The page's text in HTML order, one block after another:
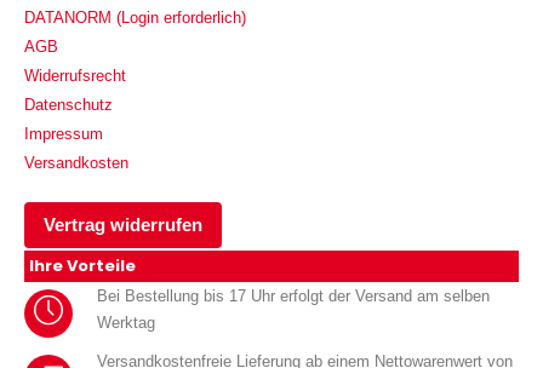
DATANORM (Login erforderlich)
AGB
Widerrufsrecht
Datenschutz
Impressum
Versandkosten
Vertrag widerrufen
Ihre Vorteile
Bei Bestellung bis 17 Uhr erfolgt der Versand am selben
Werktag
Versandkostenfreie Lieferung ab einem Nettowarenwert von